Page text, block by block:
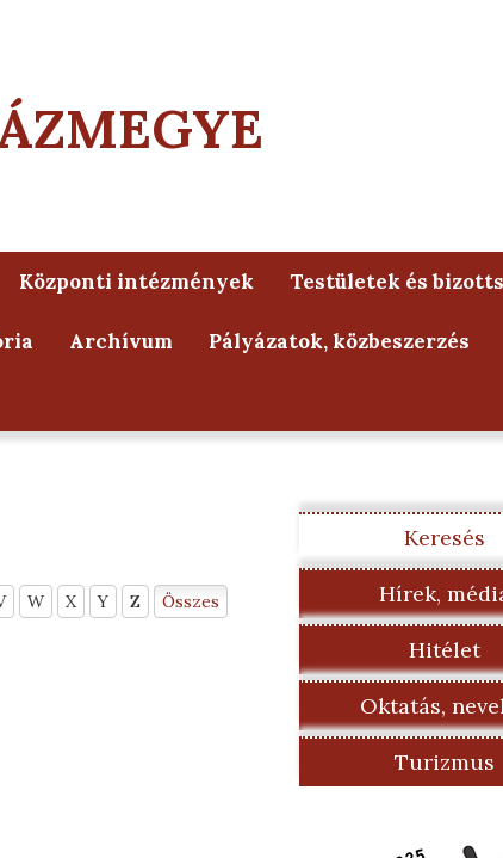
Központi intézmények Testületek és
Archívum Pályázatok, közbeszerzés
W X Y Z Összes
Keresés
Hírek,
Hitélet
Oktatás,
Turizmus